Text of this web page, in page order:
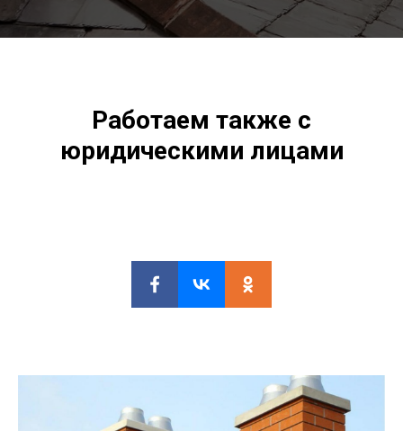
Работаем также с
юридическими лицами